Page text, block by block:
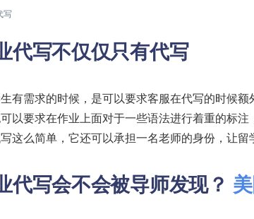
写
代写不仅仅只有代写
有需求的时候，是可以要求客服在代写的时候
以要求在作业上面对于一些语法进行着重的标
这么简单，它还可以承担一名老师的身份，让留
代写会不会被导师发现？